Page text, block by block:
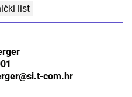
list
com.hr